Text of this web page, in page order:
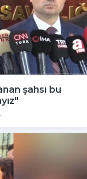
şahsı bu